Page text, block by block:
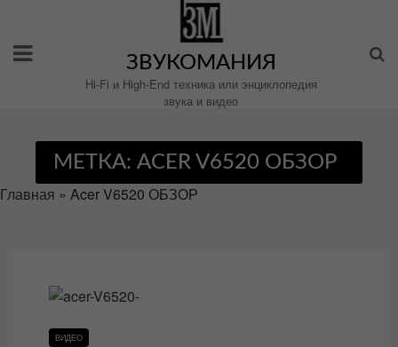
содержимому
ЗВУКОМАНИЯ
Hi-Fi и High-End техника или энциклопедия
звука и видео
МЕТКА: ACER V6520 ОБЗОР
Главная » Acer V6520 ОБЗОР
ВИДЕО